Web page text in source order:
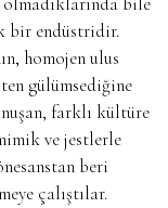
bir endüstridir.
homojen ulus
gülümsediğine
farklı kültüre
ve jestlerle
beri
çalıştılar.